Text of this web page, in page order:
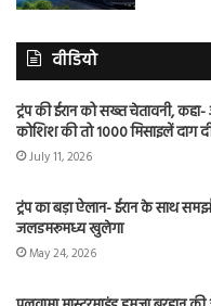
वीडियो
ट्रंप की ईरान को सख्त चेतावनी,
कोशिश की तो 1000 मिसाइलें दाग
July 11, 2026
ट्रंप का बड़ा ऐलान- ईरान के साथ
जलडमरूमध्य खुलेगा
May 24, 2026